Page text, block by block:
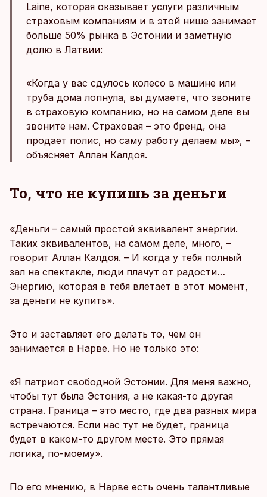
Laine, которая оказывает услуги различным
страховым компаниям и в этой нише занимает
больше 50% рынка в Эстонии и заметную
долю в Латвии:
«Когда у вас сдулось колесо в машине или
труба дома лопнула, вы думаете, что звоните
в страховую компанию, но на самом деле вы
звоните нам. Страховая – это бренд, она
продает полис, но саму работу делаем мы», –
объясняет Аллан Калдоя.
То, что не купишь за деньги
«Деньги – самый простой эквивалент энергии.
Таких эквивалентов, на самом деле, много, –
говорит Аллан Калдоя. – И когда у тебя полный
зал на спектакле, люди плачут от радости…
Энергию, которая в тебя влетает в этот момент,
за деньги не купить».
Это и заставляет его делать то, чем он
занимается в Нарве. Но не только это:
«Я патриот свободной Эстонии. Для меня важно,
чтобы тут была Эстония, а не какая-то другая
страна. Граница – это место, где два разных мира
встречаются. Если нас тут не будет, граница
будет в каком-то другом месте. Это прямая
логика, по-моему».
По его мнению, в Нарве есть очень талантливые